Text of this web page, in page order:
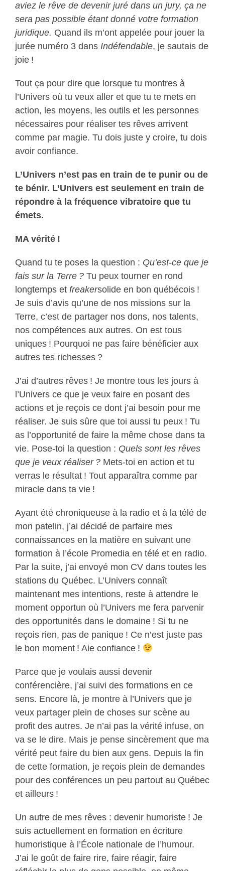
aviez le rêve de devenir juré dans un jury, ça ne
sera pas possible étant donné votre formation
juridique. Quand ils m’ont appelée pour jouer la
jurée numéro 3 dans Indéfendable, je sautais de
joie !
Tout ça pour dire que lorsque tu montres à
l’Univers où tu veux aller et que tu te mets en
action, les moyens, les outils et les personnes
nécessaires pour réaliser tes rêves arrivent
comme par magie. Tu dois juste y croire, tu dois
avoir confiance.
L’Univers n’est pas en train de te punir ou de
te bénir. L’Univers est seulement en train de
répondre à la fréquence vibratoire que tu
émets.
MA vérité !
Quand tu te poses la question : Qu’est-ce que je
fais sur la Terre ? Tu peux tourner en rond
longtemps et freakersolide en bon québécois !
Je suis d’avis qu’une de nos missions sur la
Terre, c’est de partager nos dons, nos talents,
nos compétences aux autres. On est tous
uniques ! Pourquoi ne pas faire bénéficier aux
autres tes richesses ?
J’ai d’autres rêves ! Je montre tous les jours à
l’Univers ce que je veux faire en posant des
actions et je reçois ce dont j’ai besoin pour me
réaliser. Je suis sûre que toi aussi tu peux ! Tu
as l’opportunité de faire la même chose dans ta
vie. Pose-toi la question : Quels sont les rêves
que je veux réaliser ? Mets-toi en action et tu
verras le résultat ! Tout apparaîtra comme par
miracle dans ta vie !
Ayant été chroniqueuse à la radio et à la télé de
mon patelin, j’ai décidé de parfaire mes
connaissances en la matière en suivant une
formation à l’école Promedia en télé et en radio.
Par la suite, j’ai envoyé mon CV dans toutes les
stations du Québec. L’Univers connaît
maintenant mes intentions, reste à attendre le
moment opportun où l’Univers me fera parvenir
des opportunités dans le domaine ! Si tu ne
reçois rien, pas de panique ! Ce n’est juste pas
le bon moment ! Aie confiance !
Parce que je voulais aussi devenir
conférencière, j’ai suivi des formations en ce
sens. Encore là, je montre à l’Univers que je
veux partager plein de choses sur scène au
profit des autres. Je n’ai pas la vérité infuse, on
va se le dire. Mais je pense sincèrement que ma
vérité peut faire du bien aux gens. Depuis la fin
de cette formation, je reçois plein de demandes
pour des conférences un peu partout au Québec
et ailleurs !
Un autre de mes rêves : devenir humoriste ! Je
suis actuellement en formation en écriture
humoristique à l’École nationale de l’humour.
J’ai le goût de faire rire, faire réagir, faire